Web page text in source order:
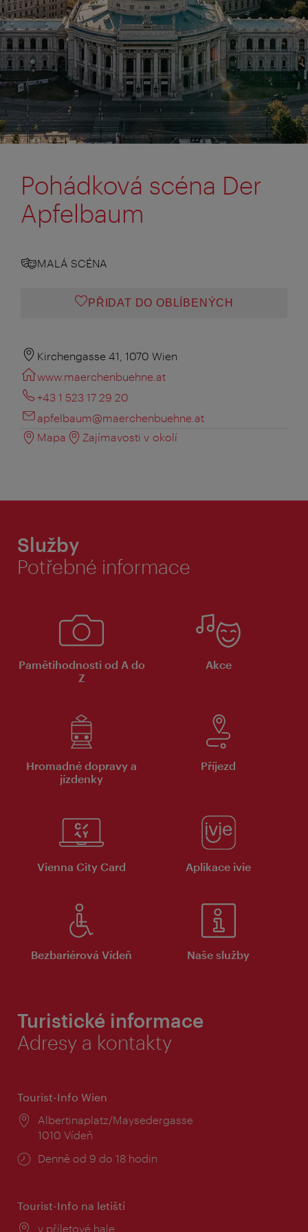
Pohádková scéna Der
Apfelbaum
MALÁ SCÉNA
PŘIDAT DO OBLÍBENÝCH
Kirchengasse 41, 1070 Wien
www.maerchenbuehne.at
+43 1 523 17 29 20
apfelbaum@maerchenbuehne.at
Mapa
Zajímavosti v okolí
Služby
Potřebné informace
Pamětihodnosti od A do
Z
Akce
Hromadné dopravy a
jízdenky
Příjezd
Vienna City Card Aplikace ivie
Bezbariérová Vídeň Naše služby
Turistické informace
Adresy a kontakty
Tourist-Info Wien
Místo:
Albertinaplatz/Maysedergasse
1010 Vídeň
Provozní
Denně od 9 do 18 hodin
Tourist-Info na letišti
Místo:
v příletové hale